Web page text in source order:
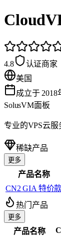
4.8
认证商家
美国
成立于 2018
SolusVM面板
专业的VPS云
稀缺产品
更多
产品名称
CN2 GIA 特价
热门产品
更多
产品名称